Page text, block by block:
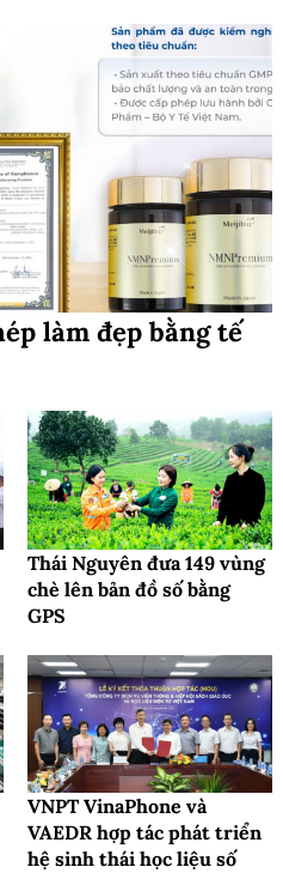
làm đẹp bằng tế
Thái Nguyên đưa 149 vùng
chè lên bản đồ số bằng
GPS
VNPT VinaPhone và
VAEDR hợp tác phát triển
hệ sinh thái học liệu số